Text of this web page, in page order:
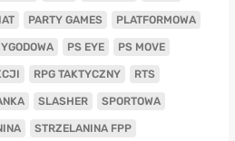
PARTY GAMES PLATFORMOWA
PS EYE PS MOVE
RPG TAKTYCZNY RTS
SLASHER SPORTOWA
STRZELANINA FPP